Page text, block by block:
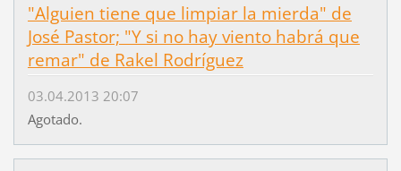
"Alguien tiene que limpiar la mierda" de
José Pastor; "Y si no hay viento habrá que
remar" de Rakel Rodríguez
03.04.2013 20:07
Agotado.